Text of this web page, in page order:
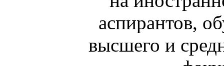
аспирантов,
высшего и